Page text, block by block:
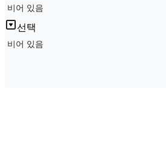
비어 있음
선택
비어 있음